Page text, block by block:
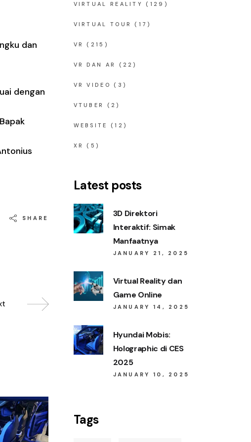
dan
dengan
SHARE
VIRTUAL REALITY (129)
VIRTUAL TOUR (17)
VR (215)
VR DAN AR (22)
VR VIDEO (3)
VTUBER (2)
WEBSITE (12)
XR (5)
Latest posts
3D Direktori
Interaktif: Simak
Manfaatnya
JANUARY 21, 2025
Virtual Reality dan
Game Online
JANUARY 14, 2025
Hyundai Mobis:
Holographic di CES
2025
JANUARY 10, 2025
Tags